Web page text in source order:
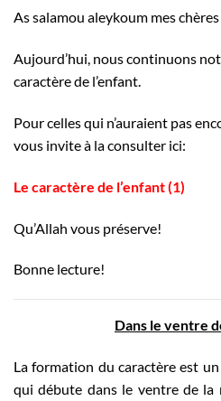
As salamou aleykoum mes
Aujourd’hui, nous continuons
caractère de l’enfant.
Pour celles qui n’auraient pas
vous invite à la consulter ici:
Le caractère de l’enfant (1)
Qu’Allah vous préserve!
Bonne lecture!
Dans le ventre
La formation du caractère est un
qui débute dans le ventre de la